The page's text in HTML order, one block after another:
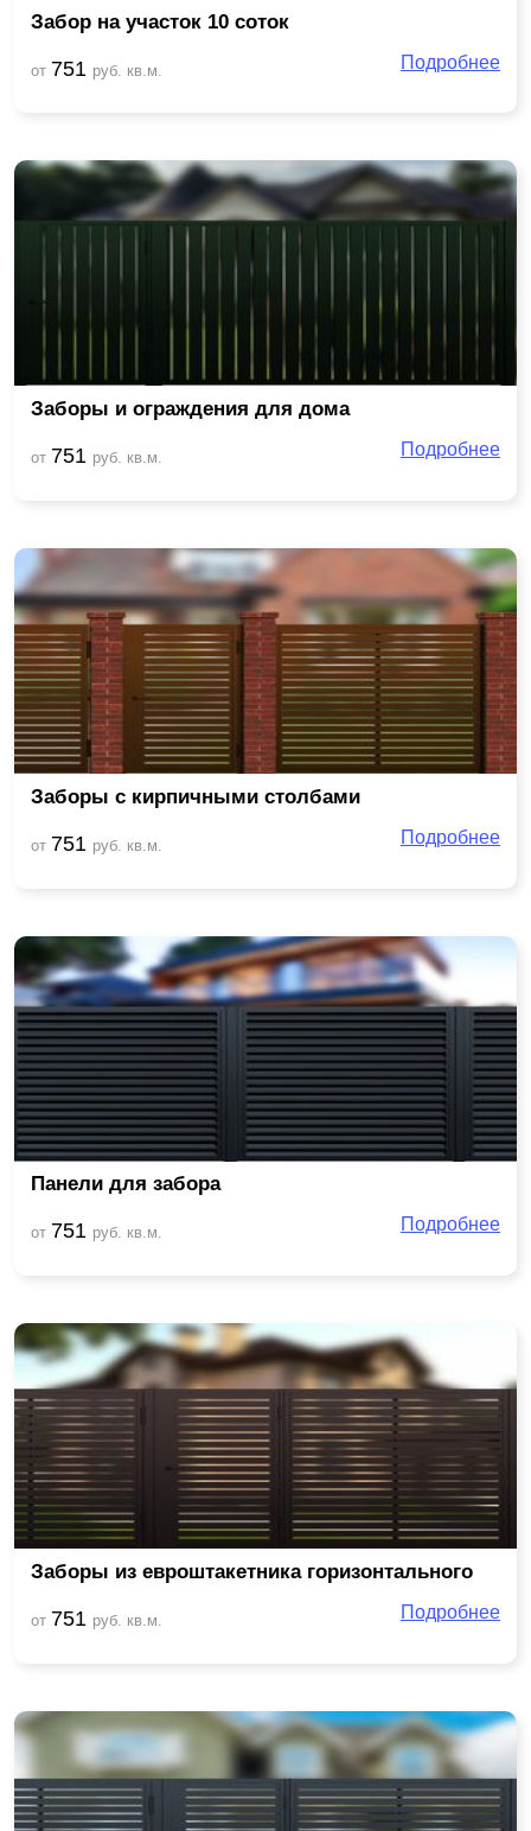
Забор на участок 10 соток
от 751 руб. кв.м. Подробнее
Заборы и ограждения для дома
от 751 руб. кв.м. Подробнее
Заборы с кирпичными столбами
от 751 руб. кв.м. Подробнее
Панели для забора
от 751 руб. кв.м. Подробнее
Заборы из евроштакетника горизонтального
от 751 руб. кв.м. Подробнее